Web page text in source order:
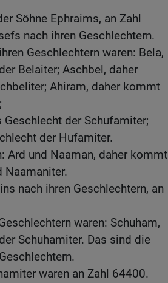
Söhne Ephraims, an Zahl
nach ihren Geschlechtern.
Geschlechtern waren: Bela,
Belaiter; Aschbel, daher
Ahiram, daher kommt
der Schufamiter;
der Hufamiter.
Ard und Naaman, daher kommt
Naamaniter.
nach ihren Geschlechtern, an
waren: Schuham,
Schuhamiter. Das sind die
waren an Zahl 64400.